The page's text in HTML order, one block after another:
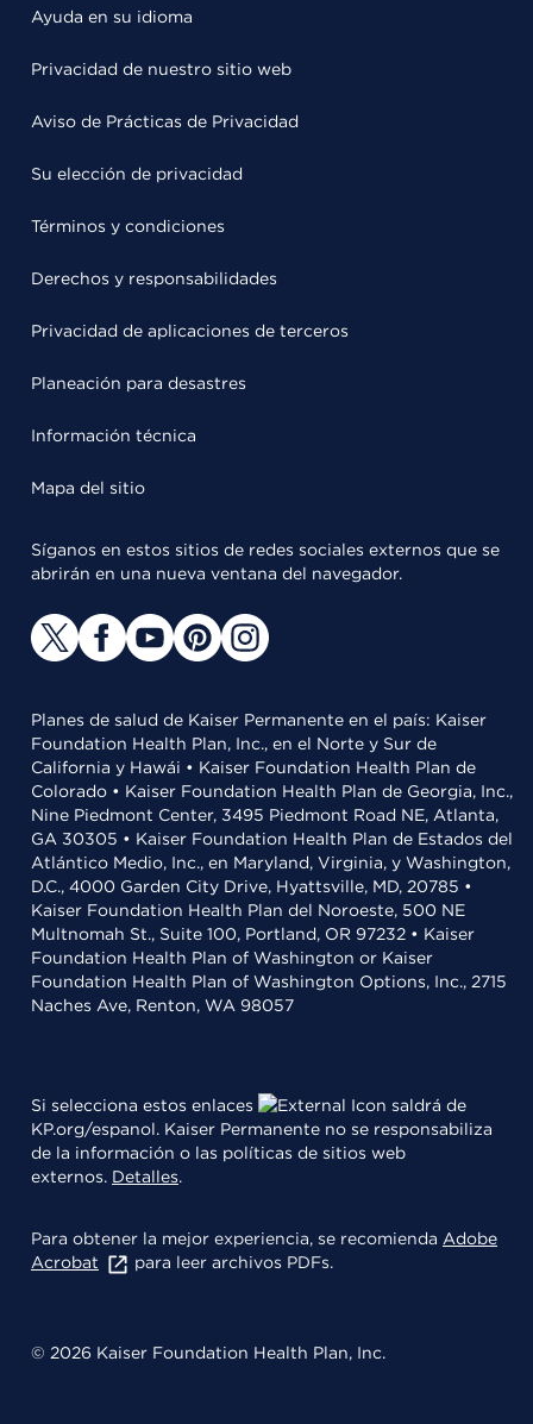
Ayuda en su idioma
Privacidad de nuestro sitio web
Aviso de Prácticas de Privacidad
Su elección de privacidad
Términos y condiciones
Derechos y responsabilidades
Privacidad de aplicaciones de terceros
Planeación para desastres
Información técnica
Mapa del sitio
Síganos en estos sitios de redes sociales externos que se
abrirán en una nueva ventana del navegador.
Planes de salud de Kaiser Permanente en el país: Kaiser
Foundation Health Plan, Inc., en el Norte y Sur de
California y Hawái • Kaiser Foundation Health Plan de
Colorado • Kaiser Foundation Health Plan de Georgia, Inc.,
Nine Piedmont Center, 3495 Piedmont Road NE, Atlanta,
GA 30305 • Kaiser Foundation Health Plan de Estados del
Atlántico Medio, Inc., en Maryland, Virginia, y Washington,
D.C., 4000 Garden City Drive, Hyattsville, MD, 20785 •
Kaiser Foundation Health Plan del Noroeste, 500 NE
Multnomah St., Suite 100, Portland, OR 97232 • Kaiser
Foundation Health Plan of Washington or Kaiser
Foundation Health Plan of Washington Options, Inc., 2715
Naches Ave, Renton, WA 98057
Si selecciona estos enlaces
saldrá de
KP.org/espanol. Kaiser Permanente no se responsabiliza
de la información o las políticas de sitios web
externos. Detalles.
Para obtener la mejor experiencia, se recomienda Adobe
Acrobat
para leer archivos PDFs.
© 2026 Kaiser Foundation Health Plan, Inc.